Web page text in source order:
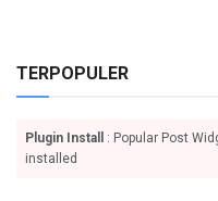
TERPOPULER
Plugin Install
: Popular Post
installed